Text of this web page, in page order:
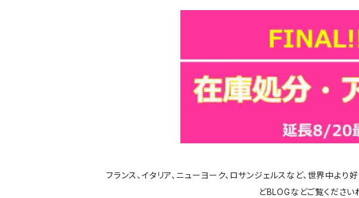
フランス、イタリア、ニューヨーク、ロサンジェルスなど、世界中よ
どBLOGなどご覧ください